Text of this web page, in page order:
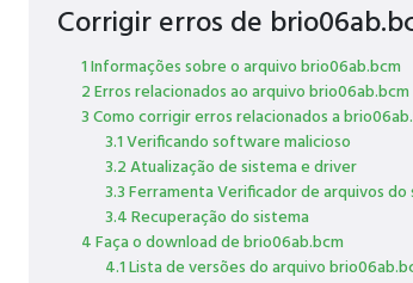
Corrigir erros de
1 Informações sobre o arquivo brio06ab.bcm
2 Erros relacionados ao arquivo brio06ab.bcm
3 Como corrigir erros relacionados a
3.1 Verificando software malicioso
3.2 Atualização de sistema e driver
3.3 Ferramenta Verificador de arquivos do
3.4 Recuperação do sistema
4 Faça o download de brio06ab.bcm
4.1 Lista de versões do arquivo